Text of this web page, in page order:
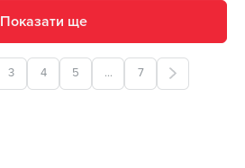
Показати ще
3 4 5 ... 7